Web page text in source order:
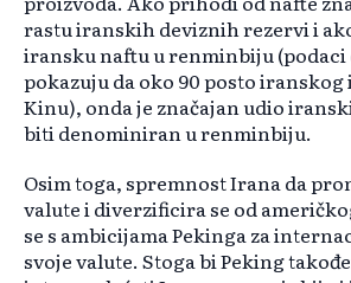
rastu iranskih deviznih rezervi i
iransku naftu u renminbiju
pokazuju da oko 90 posto iranskog
Kinu), onda je značajan udio
biti denominiran u renminbiju.
Osim toga, spremnost Irana da
valute i diverzificira se od
se s ambicijama Pekinga za
svoje valute. Stoga bi Peking